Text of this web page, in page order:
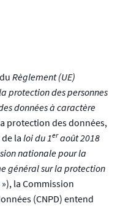
Règlement (UE)
protection des personnes
données à caractère
protection des données,
la loi du 1eraoût 2018
nationale pour la
général sur la protection
la Commission
(CNPD) entend